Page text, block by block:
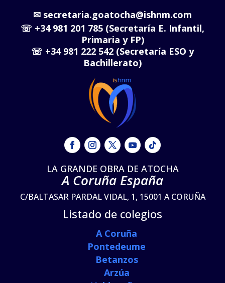
✉ secretaria.goatocha@ishnm.com
☏ +34 981 201 785 (Secretaría E. Infantil,
Primaria y FP)
☏ +34 981 222 542 (Secretaría ESO y
Bachillerato)
LA GRANDE OBRA DE ATOCHA
A Coruña España
C/BALTASAR PARDAL VIDAL, 1, 15001 A CORUÑA
Listado de colegios
A Coruña
Pontedeume
Betanzos
Arzúa